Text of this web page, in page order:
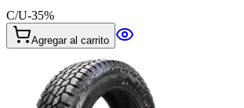
C/U-35%
Agregar al carrito